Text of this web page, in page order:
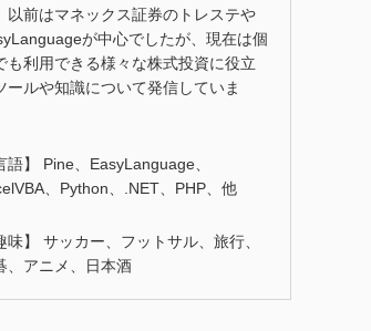
以前はマネックス証券のトレステや
が中心でしたが、現在は個
も利用できる様々な株式投資に役立
ールや知識について発信していま
語】 Pine、EasyLanguage、
、Python、.NET、PHP、他
味】 サッカー、フットサル、旅行、
、アニメ、日本酒